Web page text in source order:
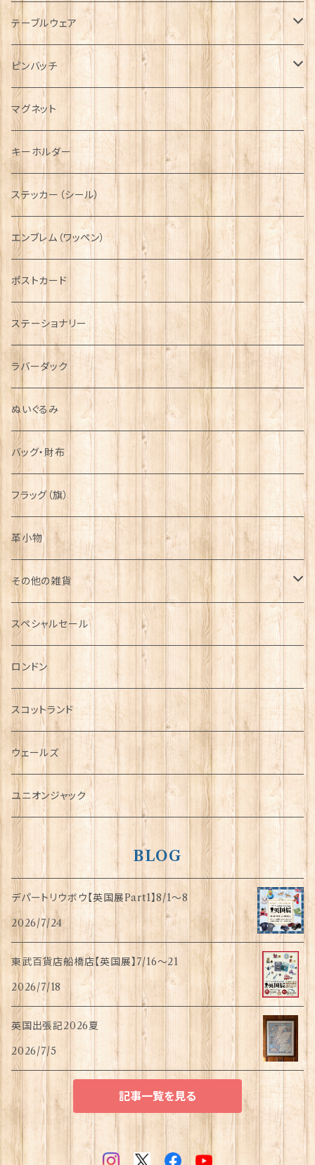
キャップ
ハンチング帽
キャスケット
ディアストーカー
ニット帽
Tシャツ
マフラー
タータン【Bronte by Moon】
タータン【Glencroft】
ボタンラップマフラー【Aran Traditions】
サッシュ
スカーフ
ファッションマスク
ブローチ
ペンダント
チャーム
その他のアクセサリー
インテリア置物
ラブスプーン
ラブスプーン【SION LLEWELLYN】
ラブスプーン【PAUL CURTIS】
ファブリック
テーブルウェア
ティータオル
ペーパーナプキン
ティーコジー
その他テーブルウェア
ピンバッチ
ジェネラルデザイン
乗り物
動物＆植物
国旗＆紋章
音楽＆楽器
運動＆人物
シンボル
ミリタリー
NAVY
AIRFORCE
ピューター
マグネット
キーホルダー
ステッカー（シール）
エンブレム（ワッペン）
ポストカード
ステーショナリー
ラバーダック
ぬいぐるみ
バッグ・財布
フラッグ（旗）
革小物
その他の雑貨
ミニカー
チャーム
犬グッズ
傘
指貫(シンブル)
スペシャルセール
ロンドン
スコットランド
ウェールズ
ユニオンジャック
BLOG
デパートリウボウ【英国展Part1】8/1〜8
2026/7/24
東武百貨店船橋店【英国展】7/16～21
2026/7/18
英国出張記2026夏
2026/7/5
記事一覧を見る